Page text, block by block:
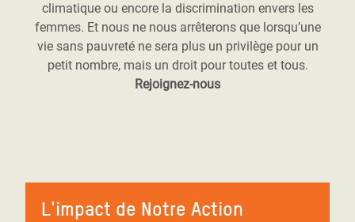
climatique ou encore la discrimination envers les
femmes. Et nous ne nous arrêterons que lorsqu’une
vie sans pauvreté ne sera plus un privilège pour un
petit nombre, mais un droit pour toutes et tous.
Rejoignez-nous
L'impact de Notre Action